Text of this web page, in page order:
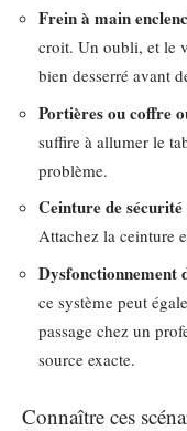
Frein à main
croit. Un oubli, et le
bien desserré avant
Portières ou coffre
suffire à allumer le
problème.
Ceinture de
Attachez la ceinture
Dysfonctionnement
ce système peut
passage chez un
source exacte.
Connaître ces